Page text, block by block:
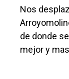
Nos
de donde
mejor y